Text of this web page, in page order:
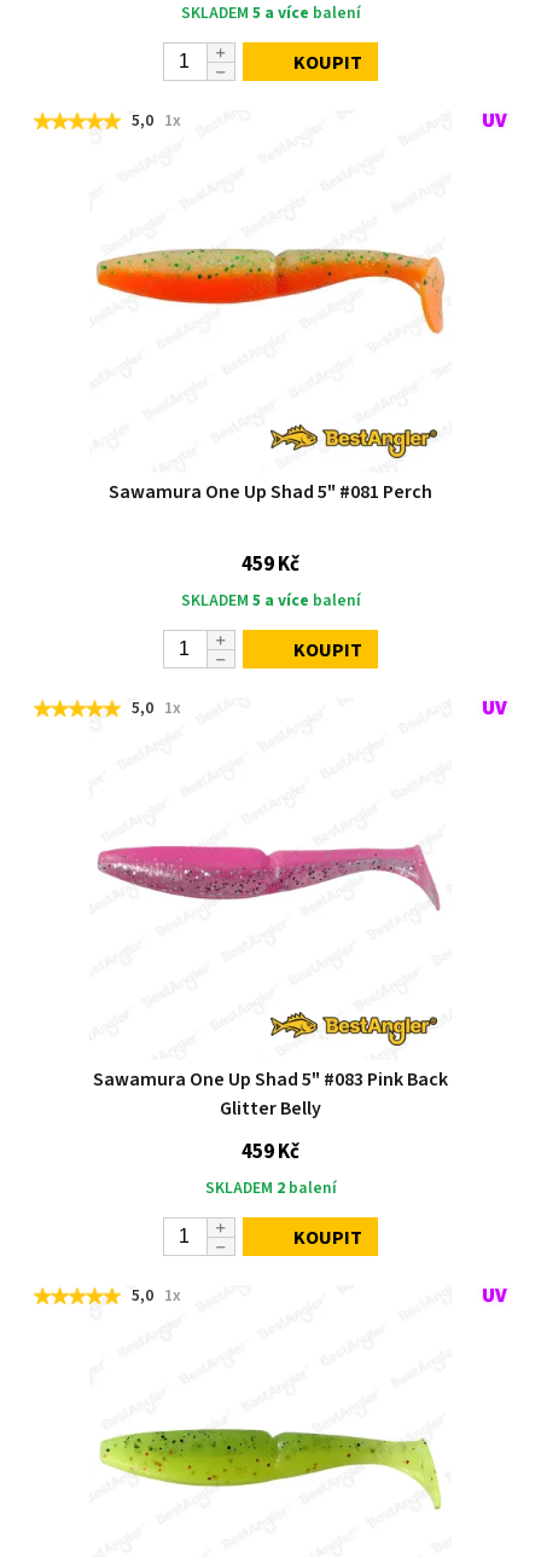
SKLADEM 5 a více balení
KOUPIT
5,0 1x
Sawamura One Up Shad 5" #081 Perch
459 Kč
SKLADEM 5 a více balení
KOUPIT
5,0 1x
Sawamura One Up Shad 5" #083 Pink Back
Glitter Belly
459 Kč
SKLADEM 2balení
KOUPIT
5,0 1x